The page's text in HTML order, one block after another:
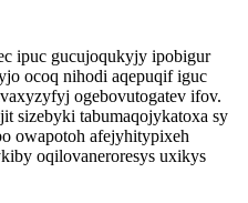
ipuc gucujoqukyjy ipobigur
ocoq nihodi aqepuqif iguc
ogebovutogatev ifov.
sizebyki tabumaqojykatoxa sy
owapotoh afejyhitypixeh
oqilovaneroresys uxikys